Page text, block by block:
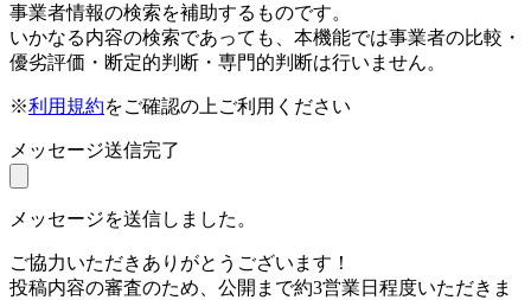
事業者情報の検索を補助するものです。
いかなる内容の検索であっても、本機能では事業者の比較・
優劣評価・断定的判断・専門的判断は行いません。
※利用規約をご確認の上ご利用ください
メッセージ送信完了
メッセージを送信しました。
ご協力いただきありがとうございます！
投稿内容の審査のため、公開まで約3営業日程度いただきま